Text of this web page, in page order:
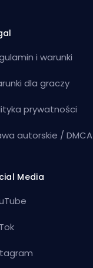
i warunki
dla graczy
prywatności
autorskie / DMCA
Media